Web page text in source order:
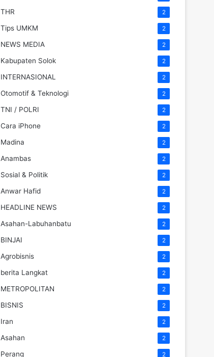
THR 2
Tips UMKM 2
NEWS MEDIA 2
Kabupaten Solok 2
INTERNASIONAL 2
Otomotif & Teknologi 2
TNI / POLRI 2
Cara iPhone 2
Madina 2
Anambas 2
Sosial & Politik 2
Anwar Hafid 2
HEADLINE NEWS 2
Asahan-Labuhanbatu 2
BINJAI 2
Agrobisnis 2
berita Langkat 2
METROPOLITAN 2
BISNIS 2
Iran 2
Asahan 2
Perang 2